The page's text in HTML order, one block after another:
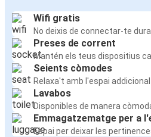
Wifi gratis
No deixis de connectar-te
Preses de corrent
Mantén els teus dispositius
Seients còmodes
Relaxa't amb l'espai
Lavabos
Disponibles de manera
Emmagatzematge per a
Espai per deixar les